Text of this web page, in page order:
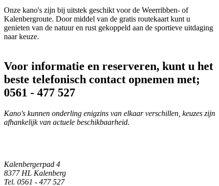
Onze kano's zijn bij uitstek geschikt voor de Weerribben- of
Kalenbergroute. Door middel van de gratis routekaart kunt u
genieten van de natuur en rust gekoppeld aan de sportieve uitdaging
naar keuze.
Voor informatie en reserveren, kunt u het
beste telefonisch contact opnemen met;
0561 - 477 527
Kano's kunnen onderling enigzins van elkaar verschillen, keuzes zijn
afhankelijk van actuele beschikbaarheid.
Kalenbergerpad 4
8377 HL Kalenberg
Tel. 0561 - 477 527